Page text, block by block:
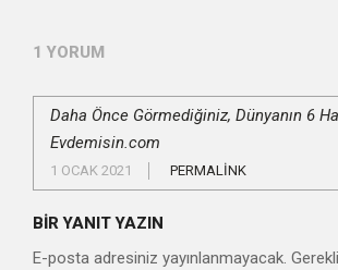
1 YORUM
Daha Önce Görmediğiniz, Dünyanın 6
Evdemisin.com
1 OCAK 2021 PERMALINK
BIR YANIT YAZIN
E-posta adresiniz yayınlanmayacak.